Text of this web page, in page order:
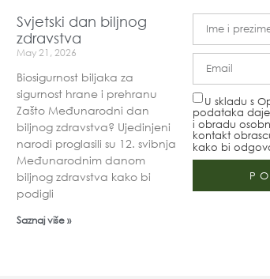
Svjetski dan biljnog
zdravstva
May 21, 2026
Biosigurnost biljaka za
sigurnost hrane i prehranu
Zašto Međunarodni dan
biljnog zdravstva? Ujedinjeni
narodi proglasili su 12. svibnja
Međunarodnim danom
biljnog zdravstva kako bi
podigli
Saznaj više »
U skladu s
podataka
i obradu
kontakt
kako bi